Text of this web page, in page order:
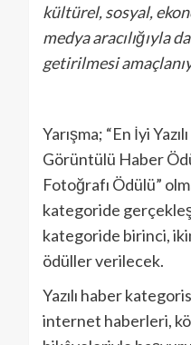
kültürel, sosyal,
medya aracılığıyla
getirilmesi
Yarışma; “En İyi
Görüntülü Haber
Fotoğrafı Ödülü”
kategoride
kategoride birinci,
ödüller verilecek.
Yazılı haber
internet haberleri,